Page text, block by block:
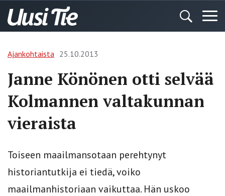
Ajankohtaista 25.10.2013
Janne Könönen otti selvää
Kolmannen valtakunnan
vieraista
Toiseen maailmansotaan perehtynyt
historiantutkija ei tiedä, voiko
maailmanhistoriaan­ vaikuttaa. Hän uskoo